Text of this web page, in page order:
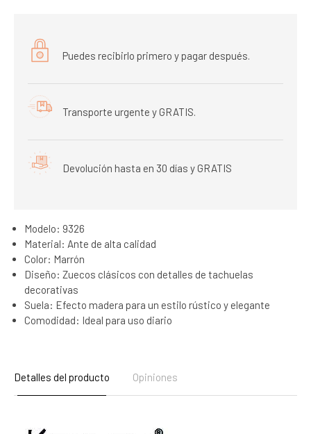
Puedes recibirlo primero y pagar después.
Transporte urgente y GRATIS.
Devolución hasta en 30 días y GRATIS
Modelo: 9326
Material: Ante de alta calidad
Color: Marrón
Diseño: Zuecos clásicos con detalles de tachuelas
decorativas
Suela: Efecto madera para un estilo rústico y elegante
Comodidad: Ideal para uso diario
Detalles del producto Opiniones